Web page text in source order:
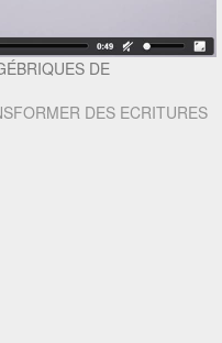
DE
DES ECRITURES